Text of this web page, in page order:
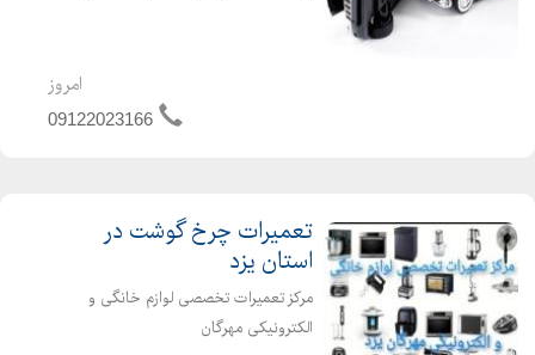
تمامی نقاط دنیا بیمه عمر و زندگی بیمه
درمان بیمه مسئولیت کارفر...
امروز
09122023166
تعمیرات چرخ گوشت در
استان یزد
مرکز تعمیرات تخصصی لوازم خانگی و
الکترونیکی مهرگان